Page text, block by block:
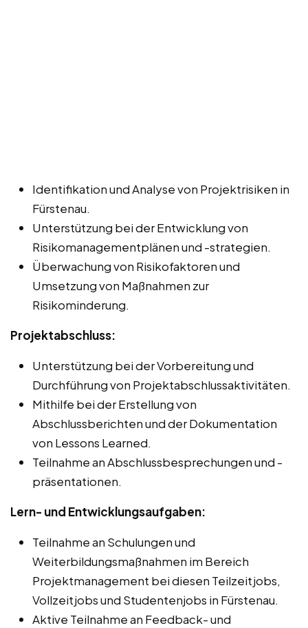
Identifikation und Analyse von Projektrisiken in
Fürstenau.
Unterstützung bei der Entwicklung von
Risikomanagementplänen und -strategien.
Überwachung von Risikofaktoren und
Umsetzung von Maßnahmen zur
Risikominderung.
Projektabschluss:
Unterstützung bei der Vorbereitung und
Durchführung von Projektabschlussaktivitäten.
Mithilfe bei der Erstellung von
Abschlussberichten und der Dokumentation
von Lessons Learned.
Teilnahme an Abschlussbesprechungen und -
präsentationen.
Lern- und Entwicklungsaufgaben:
Teilnahme an Schulungen und
Weiterbildungsmaßnahmen im Bereich
Projektmanagement bei diesen Teilzeitjobs,
Vollzeitjobs und Studentenjobs in Fürstenau.
Aktive Teilnahme an Feedback- und